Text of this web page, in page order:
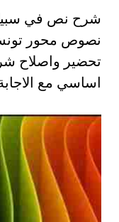
نصوص محور تونس
تحضير واصلاح
اساسي مع